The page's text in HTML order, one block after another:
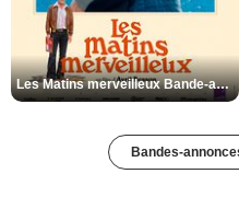
Les Matins merveilleux Bande-annonce VF
Bandes-